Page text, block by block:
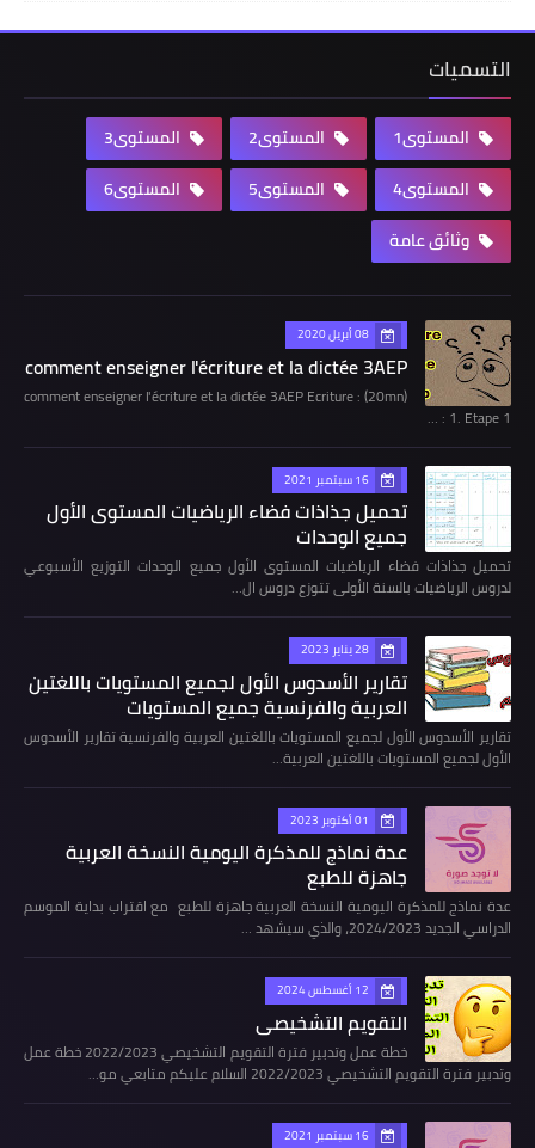
التسميات
المستوى1 المستوى2
المستوى3
المستوى4
المستوى5
المستوى6
وثائق عامة
08 أبريل 2020
comment enseigner l'écriture et la dictée 3AEP
comment enseigner l'écriture et la dictée 3AEP Ecriture : (20mn)
1. Etape 1 : …
16 سبتمبر 2021
تحميل جذاذات فضاء الرياضيات المستوى الأول
جميع الوحدات
تحميل جذاذات فضاء الرياضيات المستوى الأول جميع الوحدات التوزيع الأسبوعي
لدروس الرياضيات بالسنة الأولى تتوزع دروس ال…
28 يناير 2023
تقارير الأسدوس الأول لجميع المستويات باللغتين
العربية والفرنسية جميع المستويات
تقارير الأسدوس الأول لجميع المستويات باللغتين العربية والفرنسية تقارير الأسدوس
الأول لجميع المستويات باللغتين العربية…
01 أكتوبر 2023
عدة نماذج للمذكرة اليومية النسخة العربية
جاهزة للطبع
عدة نماذج للمذكرة اليومية النسخة العربية جاهزة للطبع مع اقتراب بداية الموسم
الدراسي الجديد 2024/2023، والذي سيشهد …
12 أغسطس 2024
التقويم التشخيصي
خطة عمل وتدبير فترة التقويم التشخيصي 2022/2023 خطة عمل
وتدبير فترة التقويم التشخيصي 2022/2023 السلام عليكم متابعي مو…
16 سبتمبر 2021